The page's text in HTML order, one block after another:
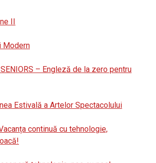
II
Modern
SENIORS – Engleză de la zero pentru
Estivală a Artelor Spectacolului
continuă cu tehnologie,